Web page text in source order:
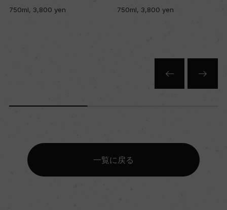
750ml, 3,800 yen
750ml, 3,800 yen
一覧に戻る